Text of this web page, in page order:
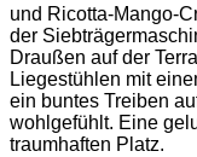
und Ricotta-Mango-
der
Draußen auf der
Liegestühlen mit
ein buntes Treiben
wohlgefühlt. Eine
traumhaften Platz.